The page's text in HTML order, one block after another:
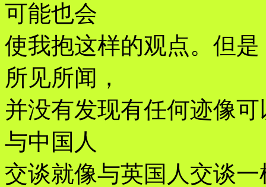
可能也会
使我抱这样的观点。但
所见所闻，
并没有发现有任何迹像
与中国人
交谈就像与英国人交谈